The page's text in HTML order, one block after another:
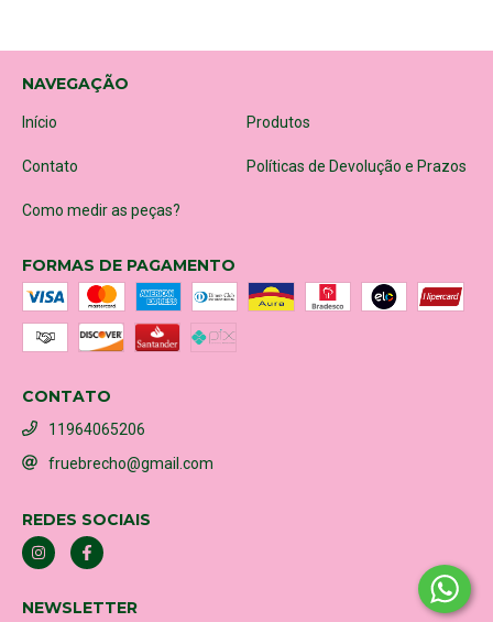
NAVEGAÇÃO
Início Produtos
Contato Políticas de Devolução e Prazos
Como medir as peças?
FORMAS DE PAGAMENTO
CONTATO
11964065206
fruebrecho@gmail.com
REDES SOCIAIS
NEWSLETTER